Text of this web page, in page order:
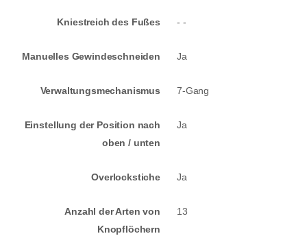
Kniestreich des Fußes - -
Manuelles Gewindeschneiden Ja
Verwaltungsmechanismus 7-Gang
Einstellung der Position nach
oben / unten
Ja
Overlockstiche Ja
Anzahl der Arten von
Knopflöchern
13